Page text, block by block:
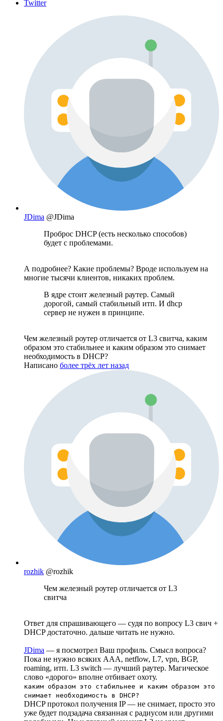
Twitter
JDima @JDima
Проброс DHCP (есть несколько способов)
будет с проблемами.
А подробнее? Какие проблемы? Вроде используем на
многие тысячи клиентов, никаких проблем.
В ядре стоит железный раутер. Самый
дорогой, самый стабильный итп. И dhcp
сервер не нужен в принципе.
Чем железный роутер отличается от L3 свитча, каким
образом это стабильнее и каким образом это снимает
необходимость в DHCP?
Написано более трёх лет назад
rozhik @rozhik
Чем железный роутер отличается от L3
свитча
Ответ для спрашивающего — судя по вопросу L3 свич +
DHCP достаточно. дальше читать не нужно.
JDima — я посмотрел Ваш профиль. Смысл вопроса?
Пока не нужно всяких AAA, netflow, L7, vpn, BGP,
roaming, итп. L3 switch — лучший раутер. Магическое
слово «дорого» вполне отбивает охоту.
каким образом это стабильнее и каким образом это
снимает необходимость в DHCP?
DHCP протокол получения IP — не снимает, просто это
уже будет подзадача связанная с радиусом или другими